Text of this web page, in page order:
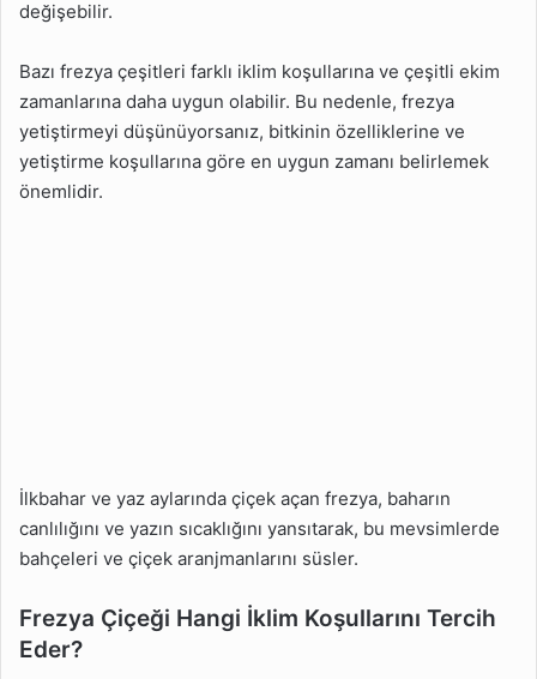
değişebilir.
Bazı frezya çeşitleri farklı iklim koşullarına ve çeşitli ekim
zamanlarına daha uygun olabilir. Bu nedenle, frezya
yetiştirmeyi düşünüyorsanız, bitkinin özelliklerine ve
yetiştirme koşullarına göre en uygun zamanı belirlemek
önemlidir.
İlkbahar ve yaz aylarında çiçek açan frezya, baharın
canlılığını ve yazın sıcaklığını yansıtarak, bu mevsimlerde
bahçeleri ve çiçek aranjmanlarını süsler.
Frezya Çiçeği Hangi İklim Koşullarını Tercih
Eder?